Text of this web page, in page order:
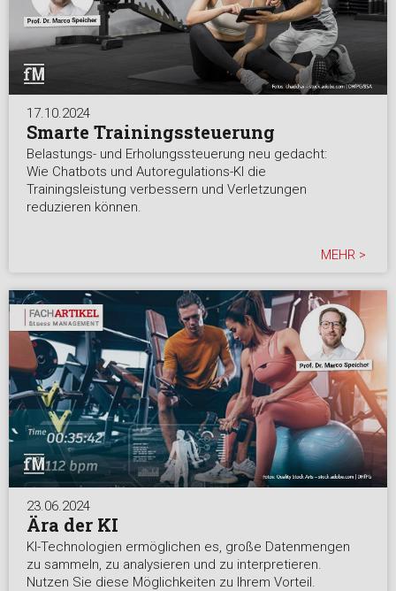
17.10.2024
Smarte Trainingssteuerung
Belastungs- und Erholungssteuerung neu gedacht:
Wie Chatbots und Autoregulations-KI die
Trainingsleistung verbessern und Verletzungen
reduzieren können.
MEHR >
23.06.2024
Ära der KI
KI-Technologien ermöglichen es, große Datenmengen
zu sammeln, zu analysieren und zu interpretieren.
Nutzen Sie diese Möglichkeiten zu Ihrem Vorteil.